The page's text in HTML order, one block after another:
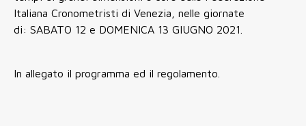
Italiana Cronometristi di Venezia, nelle giornate
di: SABATO 12 e DOMENICA 13 GIUGNO 2021.
In allegato il programma ed il regolamento.